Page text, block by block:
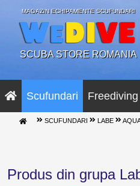
MAGAZIN ECHIPAMENTE SCUFUNDARI
SCUBA STORE ROMANIA
Scufundari Freediving
SCUFUNDARI LABE
Produs din grupa